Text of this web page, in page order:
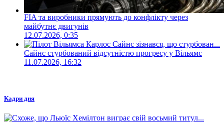
FIA та виробники прямують до конфлікту через
майбутнє двигунів
12.07.2026, 0:35
Сайнс стурбований відсутністю прогресу у Вільямс
11.07.2026, 16:32
Кадри дня